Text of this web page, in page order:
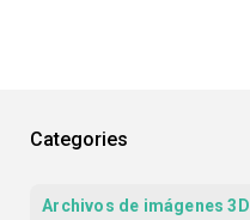
Categories
Archivos de imágenes 3D